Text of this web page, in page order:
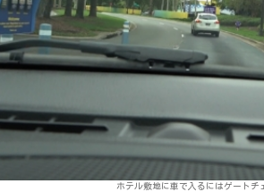
ホテル敷地に車で入るにはゲートチ